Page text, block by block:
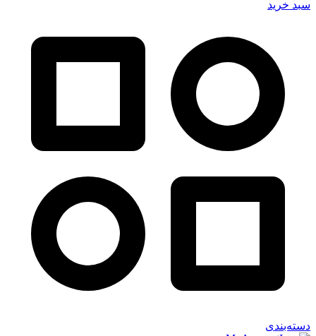
سبد خرید
دسته‌بندی